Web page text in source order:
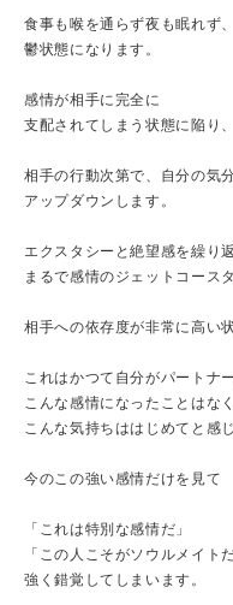
食事も喉を通らず夜も眠れず、
鬱状態になります。
感情が相手に完全に
支配されてしまう状態に陥り、
相手の行動次第で、自分の気
アップダウンします。
エクスタシーと絶望感を繰り返
まるで感情のジェットコースタ
相手への依存度が非常に高い
これはかつて自分がパートナ
こんな感情になったことはなく
こんな気持ちははじめてと感じ
今のこの強い感情だけを見て
「これは特別な感情だ」
「この人こそがソウルメイト
強く錯覚してしまいます。